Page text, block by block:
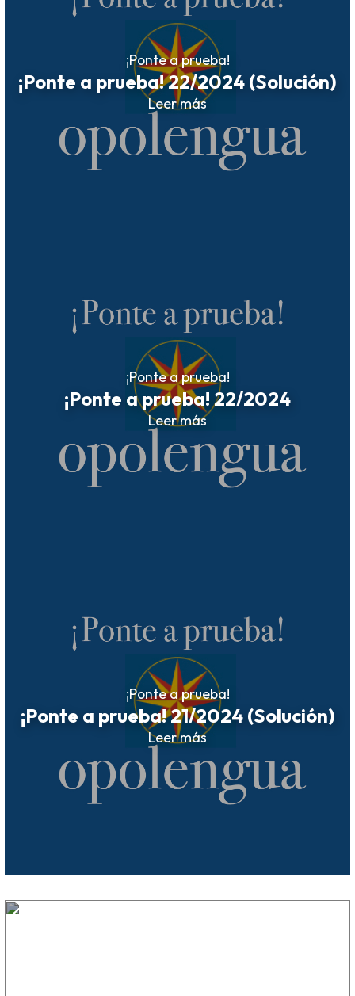
¡Ponte a prueba!
¡Ponte a prueba! 22/2024 (Solución)
Leer más
¡Ponte a prueba!
¡Ponte a prueba! 22/2024
Leer más
¡Ponte a prueba!
¡Ponte a prueba! 21/2024 (Solución)
Leer más